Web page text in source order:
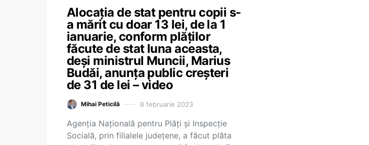
Alocația de stat pentru copii s-
a mărit cu doar 13 lei, de la 1
ianuarie, conform plăților
făcute de stat luna aceasta,
deși ministrul Muncii, Marius
Budăi, anunța public creșteri
de 31 de lei – video
Mihai Peticilă 8 februarie 2023
Agenția Națională pentru Plăți și Inspecție
Socială, prin filialele județene, a făcut plăta